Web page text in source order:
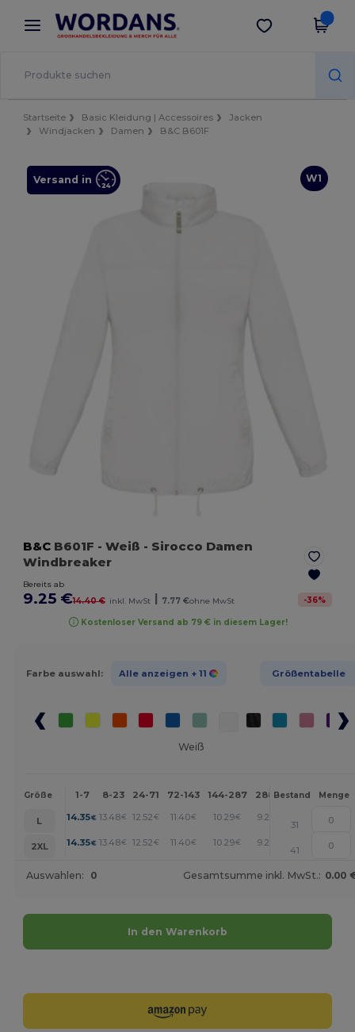
× Wordans App
Bessere Preise in der App!
App holen
Startseite Basic Kleidung | Accessoires
Jacken
Windjacken
Damen B&C B601F
W1
Versand in
B&C B601F - Weiß - Sirocco Damen
Windbreaker
Bereits ab
9.25 €14.40 € inkl. MwSt | 7.77 €ohne MwSt -36%
Kostenloser Versand ab 79 € in diesem Lager!
Farbe auswahl: Alle anzeigen + 11 Größentabelle
Weiß
Größe 1-7 8-23 24-71 72-143 144-287 288 + Mehr
Bestand Menge
L 14.35€ 13.48€ 12.52€ 11.40€ 10.29€ 9.25
31
2XL
14.35€ 13.48€ 12.52€ 11.40€ 10.29€ 9.25 +
41
Auswahlen: 0 Gesamtsumme inkl. MwSt.: 0.00
In den Warenkorb